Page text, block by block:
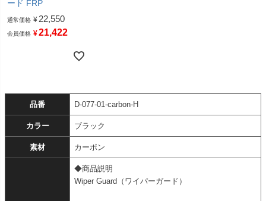
ード FRP
通常価格 ¥ 22,550
会員価格 ¥21,422
品番 D-077-01-carbon-H
カラー ブラック
素材 カーボン
◆商品説明
Wiper Guard（ワイパーガード）